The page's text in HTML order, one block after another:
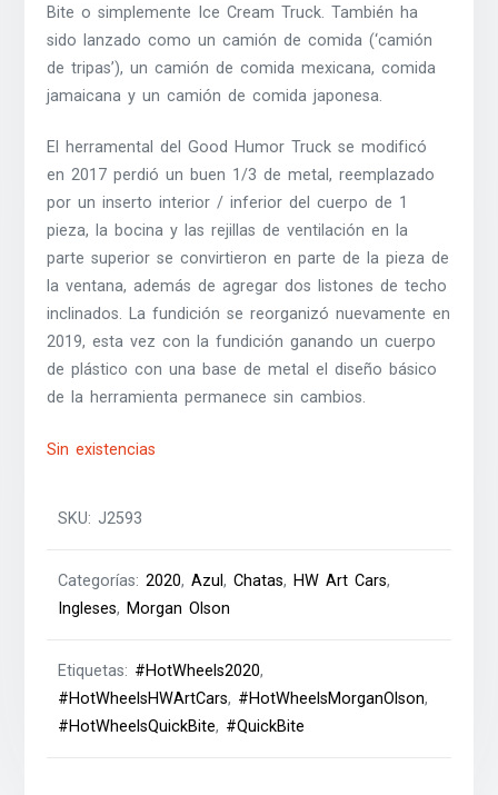
Bite o simplemente Ice Cream Truck. También ha
sido lanzado como un camión de comida (‘camión
de tripas’), un camión de comida mexicana, comida
jamaicana y un camión de comida japonesa.
El herramental del Good Humor Truck se modificó
en 2017 perdió un buen 1/3 de metal, reemplazado
por un inserto interior / inferior del cuerpo de 1
pieza, la bocina y las rejillas de ventilación en la
parte superior se convirtieron en parte de la pieza de
la ventana, además de agregar dos listones de techo
inclinados. La fundición se reorganizó nuevamente en
2019, esta vez con la fundición ganando un cuerpo
de plástico con una base de metal el diseño básico
de la herramienta permanece sin cambios.
Sin existencias
SKU:J2593
Categorías:2020,Azul,Chatas, HW Art Cars,
Ingleses, Morgan Olson
Etiquetas: #HotWheels2020,
#HotWheelsHWArtCars, #HotWheelsMorganOlson,
#HotWheelsQuickBite, #QuickBite